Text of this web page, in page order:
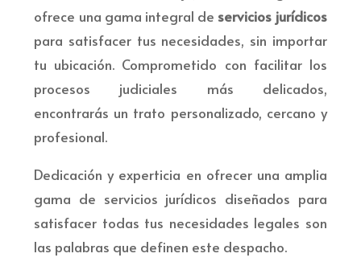
ofrece una gama integral de servicios jurídicos
para satisfacer tus necesidades, sin importar
tu ubicación. Comprometido con facilitar los
procesos judiciales más delicados,
encontrarás un trato personalizado, cercano y
profesional.
Dedicación y experticia en ofrecer una amplia
gama de servicios jurídicos diseñados para
satisfacer todas tus necesidades legales son
las palabras que definen este despacho.